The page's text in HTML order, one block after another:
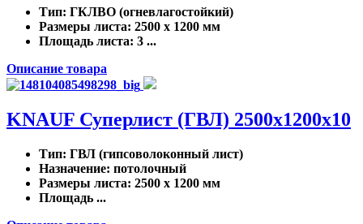
Тип: ГКЛВО (огневлагостойкий)
Размеры листа: 2500 x 1200 мм
Площадь листа: 3 ...
Описание товара
KNAUF Суперлист (ГВЛ) 2500x1200x10
Тип: ГВЛ (гипсоволоконный лист)
Назначение: потолочный
Размеры листа: 2500 x 1200 мм
Площадь ...